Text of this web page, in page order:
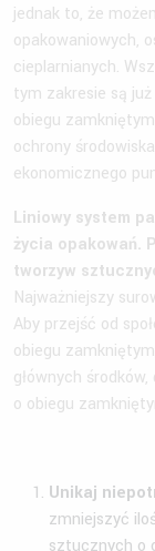
jednak to, że
opakowaniowych,
cieplarnianych.
tym zakresie są
obiegu
ochrony
ekonomicznego
Liniowy system
życia opakowań.
tworzyw
Najważniejszy
Aby przejść od
obiegu
głównych
o obiegu
Unikaj
zmniejszyć
sztucznych o